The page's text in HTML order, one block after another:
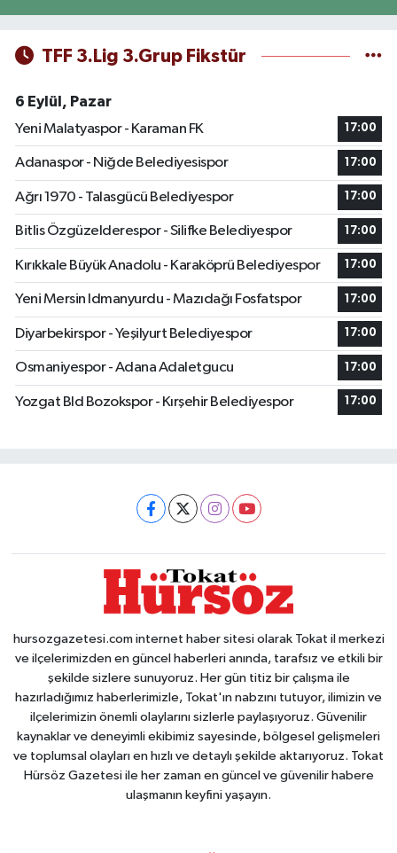
TFF 3.Lig 3.Grup Fikstür
6 Eylül, Pazar
Yeni Malatyaspor - Karaman FK
17:00
Adanaspor - Niğde Belediyesispor 17:00
Ağrı 1970 - Talasgücü Belediyespor 17:00
Bitlis Özgüzelderespor - Silifke Belediyespor 17:00
Kırıkkale Büyük Anadolu - Karaköprü Belediyespor 17:00
Yeni Mersin Idmanyurdu - Mazıdağı Fosfatspor 17:00
Diyarbekirspor - Yeşilyurt Belediyespor 17:00
Osmaniyespor - Adana Adaletgucu 17:00
Yozgat Bld Bozokspor - Kırşehir Belediyespor 17:00
hursozgazetesi.com internet haber sitesi olarak Tokat il merkezi
ve ilçelerimizden en güncel haberleri anında, tarafsız ve etkili bir
şekilde sizlere sunuyoruz. Her gün titiz bir çalışma ile
hazırladığımız haberlerimizle, Tokat'ın nabzını tutuyor, ilimizin ve
ilçelerimizin önemli olaylarını sizlerle paylaşıyoruz. Güvenilir
kaynaklar ve deneyimli ekibimiz sayesinde, bölgesel gelişmeleri
ve toplumsal olayları en hızlı ve detaylı şekilde aktarıyoruz. Tokat
Hürsöz Gazetesi ile her zaman en güncel ve güvenilir habere
ulaşmanın keyfini yaşayın.